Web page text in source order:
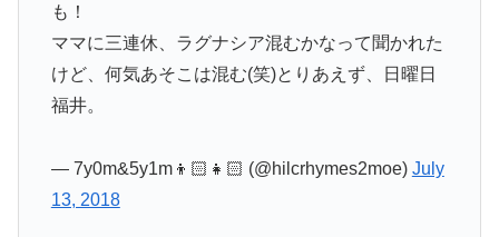
も！
ママに三連休、ラグナシア混むかなって聞かれた
けど、何気あそこは混む(笑)とりあえず、日曜日
福井。
— 7y0m&5y1m👦🏻👧🏻 (@hilcrhymes2moe) July
13, 2018